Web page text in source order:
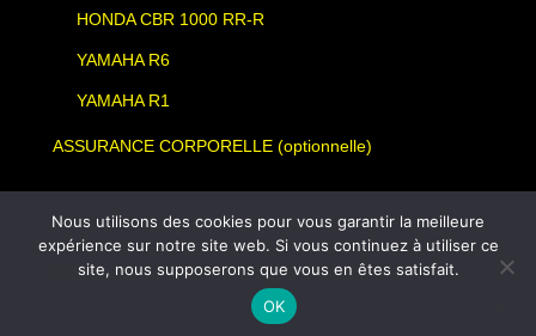
HONDA CBR 1000 RR-R
YAMAHA R6
YAMAHA R1
ASSURANCE CORPORELLE (optionnelle)
© 2026 TEAM SLA. TRACK DAY MOTO
Nous utilisons des cookies pour vous garantir la meilleure
expérience sur notre site web. Si vous continuez à utiliser ce
site, nous supposerons que vous en êtes satisfait.
OK